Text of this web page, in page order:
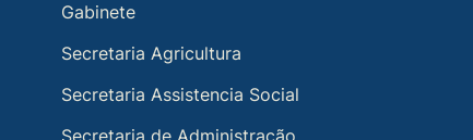
Gabinete
Secretaria Agricultura
Secretaria Assistencia Social
Secretaria de Administração